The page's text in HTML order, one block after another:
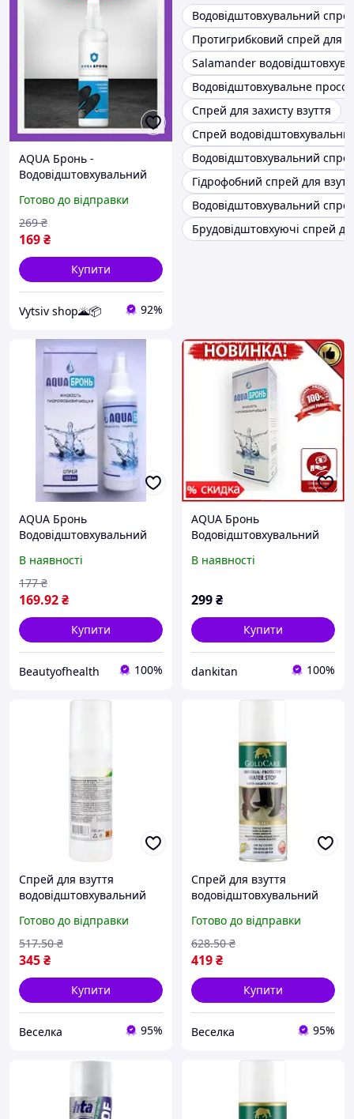
AQUA Бронь -
Водовідштовхувальний
(Аква Бронь) 100ml
(Порвана етикетка)
Готово до відправки
169₴
269 ₴
Купити
Vytsiv shop🌋📦 92%
Водовідштовхувальний
Протигрибковий спрей для
Salamander
Водовідштовхувальне
Спрей для захисту взуття
Спрей
Водовідштовхувальний
Гідрофобний спрей для
Водовідштовхувальний
Брудовідштовхуючі спрей
AQUA Бронь
Водовідштовхувальний
(Аква Бронь) 100.0 мл
Бразилія
В наявності
169.92₴
177 ₴
Купити
Beautyofhealth 100%
AQUA Бронь
Водовідштовхувальний
(Аква Бронь)
В наявності
299₴
Купити
dankitan 100%
Спрей для взуття
водовідштовхувальний
черевиків від вологи
бруду 100 мл FLAME
Готово до відправки
345₴
517.50 ₴
Купити
Веселка 95%
Спрей для взуття
водовідштовхувальний
захисту шкіри текстилю
синтетики 200 мл SPICY
Готово до відправки
419₴
628.50 ₴
Купити
Веселка 95%